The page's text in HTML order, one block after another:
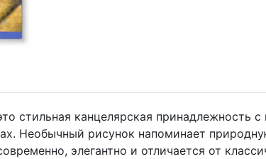
стильная канцелярская принадлежность
Необычный рисунок напоминает
элегантно и отличается от